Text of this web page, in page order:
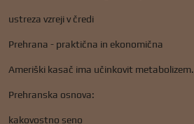
ustreza vzreji v čredi
Prehrana - praktična in ekonomična
Ameriški kasač ima učinkovit metabolizem.
Prehranska osnova:
kakovostno seno